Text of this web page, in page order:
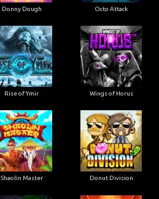
Donny Dough Octo Attack
Rise of Ymir Wings of Horus
Shaolin Master Donut Division